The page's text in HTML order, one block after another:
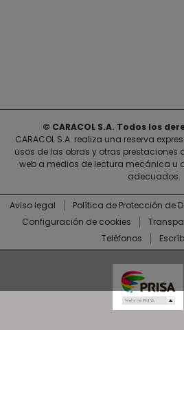
© CARACOL S.A. Todos los
CARACOL S.A. realiza una reserva
usos de las obras y otras prestaciones
web a medios de lectura mecánica u
adecuados.
Aviso legal Política de Protección de
Configuración de cookies
Teléfonos